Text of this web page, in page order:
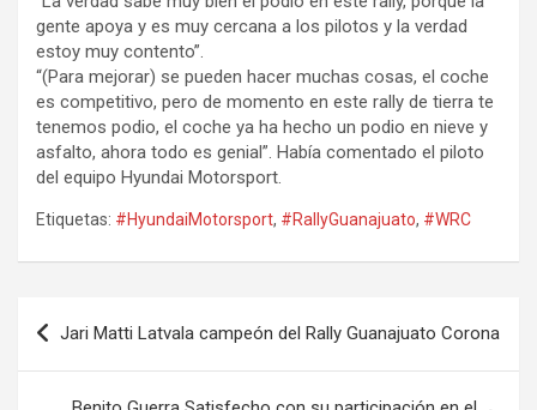
gente apoya y es muy cercana a los pilotos y la verdad
estoy muy contento”.
“(Para mejorar) se pueden hacer muchas cosas, el coche
es competitivo, pero de momento en este rally de tierra te
tenemos podio, el coche ya ha hecho un podio en nieve y
asfalto, ahora todo es genial”. Había comentado el piloto
del equipo Hyundai Motorsport.
Etiquetas: #HyundaiMotorsport, #RallyGuanajuato, #WRC
Navegación
de
entradas
Jari Matti Latvala campeón del Rally Guanajuato Corona